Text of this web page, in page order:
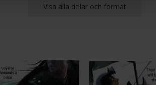
Visa alla delar och format